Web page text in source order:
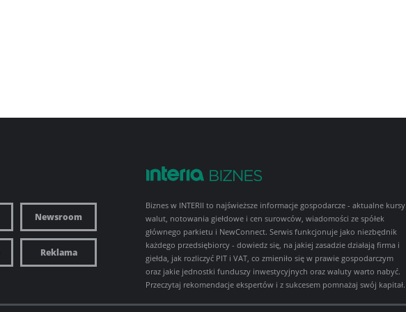
Newsroom
Reklama
Biznes w INTERII to najświeższe informacje gospodarcze - aktualne kursy
walut, notowania giełdowe i cen surowców, wiadomości ze spółek
głównego parkietu i NewConnect. Serwis funkcjonuje jako niezbędnik
każdego przedsiębiorcy - dowiedz się, na jakiej zasadzie działają firma i
giełda, jak rozliczyć PIT i VAT, co zmieniło się w prawie gospodarczym
oraz jakie jednostki funduszy inwestycyjnych oraz waluty warto nabyć.
Przeczytaj rekomendacje ekspertów i z sukcesem pomnażaj swój kapitał.